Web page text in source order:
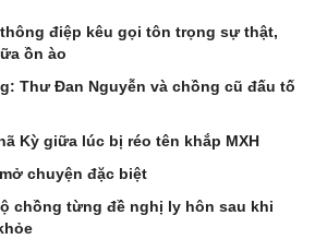
điệp kêu gọi tôn trọng sự thật,
ồn ào
Thư Đan Nguyễn và chồng cũ đấu tố
Kỳ giữa lúc bị réo tên khắp MXH
chuyện đặc biệt
chồng từng đề nghị ly hôn sau khi